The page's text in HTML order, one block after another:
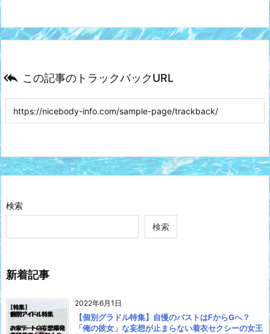
 この記事のトラックバックURL
検索
検索
新着記事
2022年6月1日
【個別グラドル特集】自慢のバストはFからGへ？
「俺の彼女」な妄想が止まらない着衣セクシーの女王